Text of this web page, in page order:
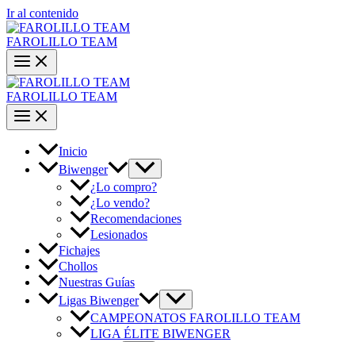
Ir al contenido
FAROLILLO TEAM
FAROLILLO TEAM
Inicio
Biwenger
¿Lo compro?
¿Lo vendo?
Recomendaciones
Lesionados
Fichajes
Chollos
Nuestras Guías
Ligas Biwenger
CAMPEONATOS FAROLILLO TEAM
LIGA ÉLITE BIWENGER